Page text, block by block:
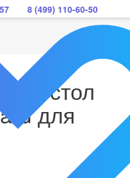
8 (499) 110-60-50
- стол
для